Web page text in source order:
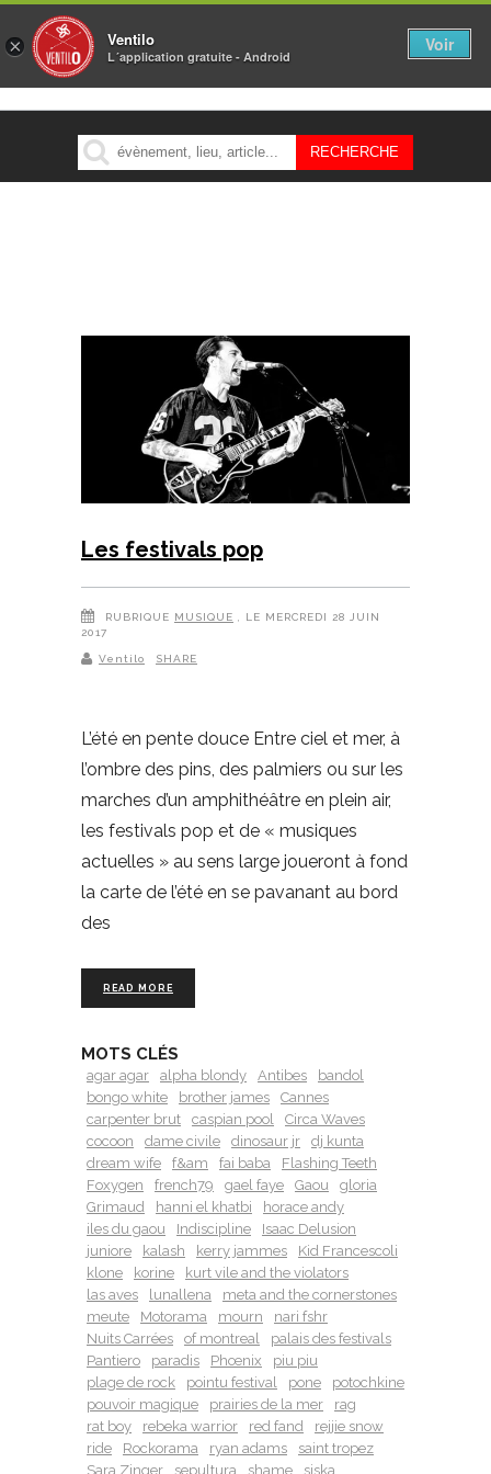
MENU
Les festivals pop
RUBRIQUE MUSIQUE
, LE MERCREDI 28 JUIN
2017
Ventilo SHARE
L’été en pente douce Entre ciel et mer, à
l’ombre des pins, des palmiers ou sur les
marches d’un amphithéâtre en plein air,
les festivals pop et de « musiques
actuelles » au sens large joueront à fond
la carte de l’été en se pavanant au bord
des
READ MORE
MOTS CLÉS
agar agar alpha blondy Antibes
bandol
bongo white
brother james
Cannes
carpenter brut
caspian pool
Circa Waves
cocoon
dame civile dinosaur jr
dj kunta
dream wife
f&am fai baba
Flashing Teeth
Foxygen
french79 gael faye Gaou
gloria
Grimaud
hanni el khatbi
horace andy
iles du gaou
Indiscipline
Isaac Delusion
juniore
kalash kerry jammes
Kid Francescoli
klone
korine
kurt vile and the violators
las aves
lunallena
meta and the cornerstones
meute
Motorama mourn
nari fshr
Nuits Carrées
of montreal
palais des festivals
Pantiero
paradis Phœnix
piu piu
plage de rock
pointu festival pone
potochkine
pouvoir magique
prairies de la mer
rag
rat boy
rebeka warrior red fand
rejjie snow
ride
Rockorama ryan adams
saint tropez
Sara Zinger
sepultura shame siska
× Ventilo
L´application gratuite - Android
Voir